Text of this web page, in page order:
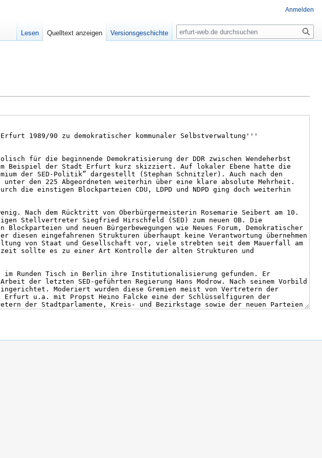
Anmelden
Lesen Quelltext anzeigen Versionsgeschichte Suche